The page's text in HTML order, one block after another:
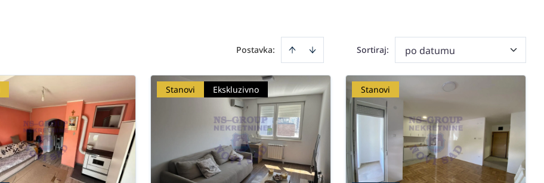
Postavka: Sortiraj: po datumu
Stanovi Ekskluzivno Stanovi